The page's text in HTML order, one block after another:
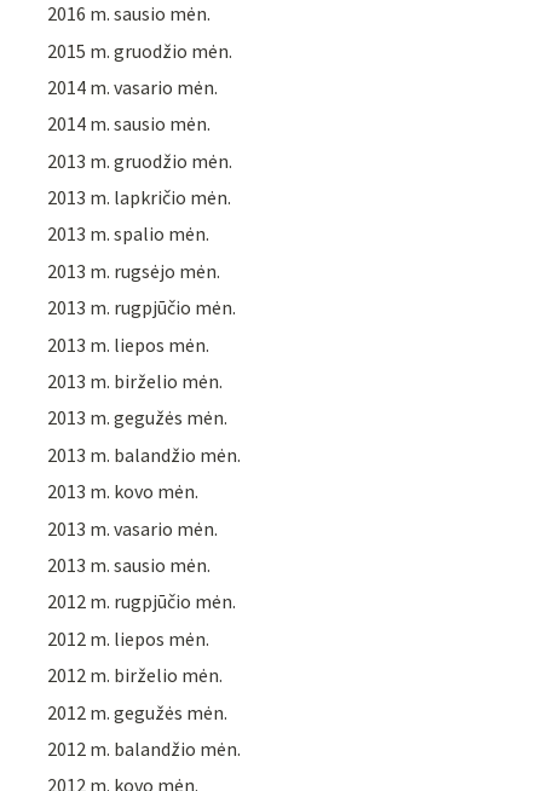
2016 m. sausio mėn.
2015 m. gruodžio mėn.
2014 m. vasario mėn.
2014 m. sausio mėn.
2013 m. gruodžio mėn.
2013 m. lapkričio mėn.
2013 m. spalio mėn.
2013 m. rugsėjo mėn.
2013 m. rugpjūčio mėn.
2013 m. liepos mėn.
2013 m. birželio mėn.
2013 m. gegužės mėn.
2013 m. balandžio mėn.
2013 m. kovo mėn.
2013 m. vasario mėn.
2013 m. sausio mėn.
2012 m. rugpjūčio mėn.
2012 m. liepos mėn.
2012 m. birželio mėn.
2012 m. gegužės mėn.
2012 m. balandžio mėn.
2012 m. kovo mėn.